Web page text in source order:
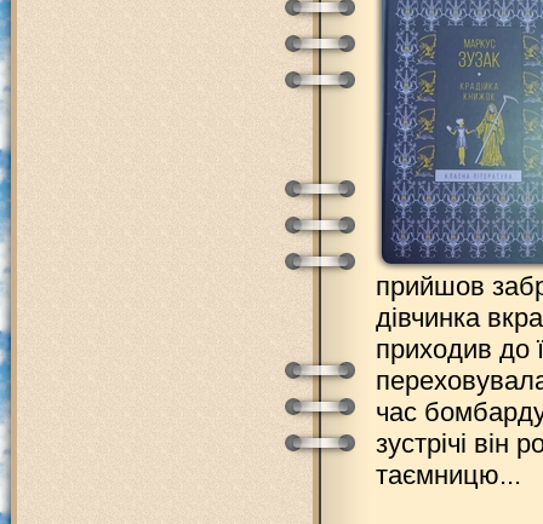
прийшов
дівчинка
приходив до
час
зустрічі він
таємницю...